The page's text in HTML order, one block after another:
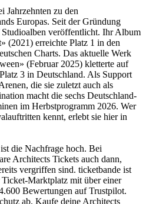
Jahrzehnten zu den
Europas. Seit der Gründung
veröffentlicht. Ihr Album
(2021) erreichte Platz 1 in den
Charts. Das aktuelle Werk
(Februar 2025) kletterte auf
3 in Deutschland. Als Support
die sie zuletzt auch als
macht die sechs Deutschland-
im Herbstprogramm 2026. Wer
kennt, erlebt sie hier in
die Nachfrage hoch. Bei
Architects Tickets auch dann,
vergriffen sind. ticketbande ist
Marktplatz mit über einer
Bewertungen auf Trustpilot.
ab. Kaufe deine Architects